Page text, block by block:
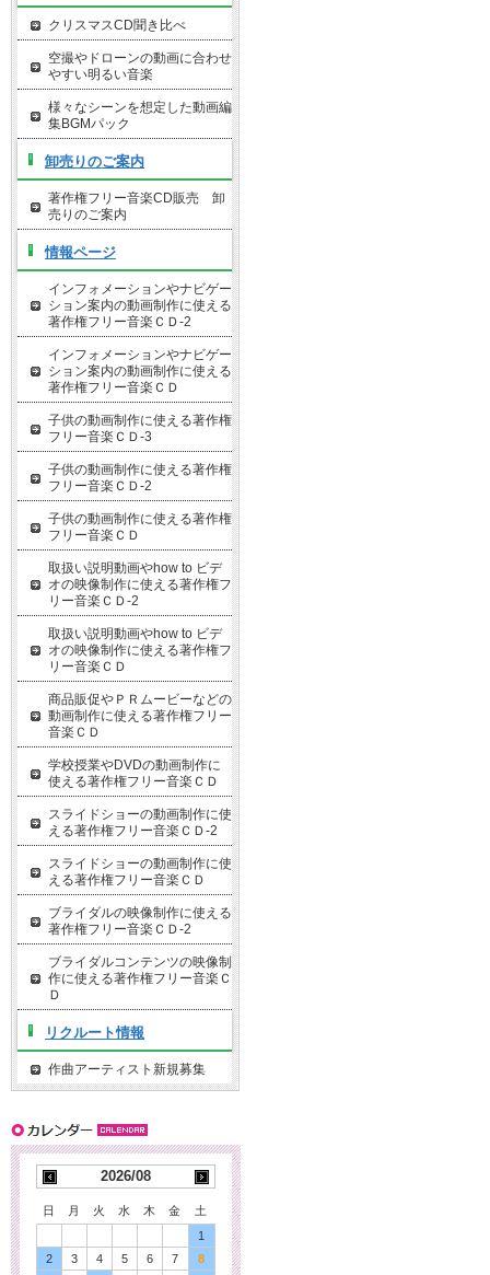
クリスマスCD聞き比べ
空撮やドローンの動画に合わせ
やすい明るい音楽
様々なシーンを想定した動画編
集BGMパック
卸売りのご案内
著作権フリー音楽CD販売 卸
売りのご案内
情報ページ
インフォメーションやナビゲー
ション案内の動画制作に使える
著作権フリー音楽ＣＤ-2
インフォメーションやナビゲー
ション案内の動画制作に使える
著作権フリー音楽ＣＤ
子供の動画制作に使える著作権
フリー音楽ＣＤ-3
子供の動画制作に使える著作権
フリー音楽ＣＤ-2
子供の動画制作に使える著作権
フリー音楽ＣＤ
取扱い説明動画やhow to ビデ
オの映像制作に使える著作権フ
リー音楽ＣＤ-2
取扱い説明動画やhow to ビデ
オの映像制作に使える著作権フ
リー音楽ＣＤ
商品販促やＰＲムービーなどの
動画制作に使える著作権フリー
音楽ＣＤ
学校授業やDVDの動画制作に
使える著作権フリー音楽ＣＤ
スライドショーの動画制作に使
える著作権フリー音楽ＣＤ-2
スライドショーの動画制作に使
える著作権フリー音楽ＣＤ
ブライダルの映像制作に使える
著作権フリー音楽ＣＤ-2
ブライダルコンテンツの映像制
作に使える著作権フリー音楽Ｃ
Ｄ
リクルート情報
作曲アーティスト新規募集
2026/08
日 月 火 水 木 金
土
1
2
3 4 5 6 7
8